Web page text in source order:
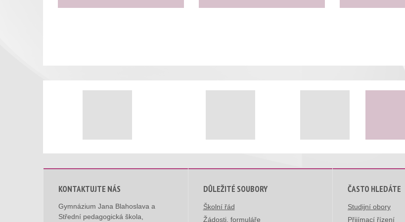
KONTAKTUJTE NÁS
Gymnázium Jana Blahoslava a
Střední pedagogická škola,
DŮLEŽITÉ SOUBORY
Školní řád
Žádosti, formuláře
ČASTO HLEDÁTE
Studijní obory
Přijímací řízení